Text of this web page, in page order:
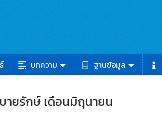
บทความ ฐานข้อมูล
ายรักษ์ เดือนมิถุนายน